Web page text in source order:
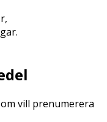
vill prenumerera